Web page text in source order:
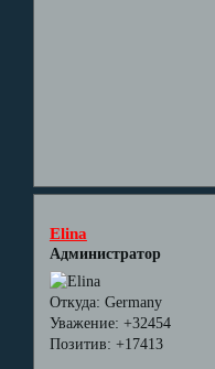
Elina
Администратор
Откуда: Germany
Уважение: +32454
Позитив: +17413